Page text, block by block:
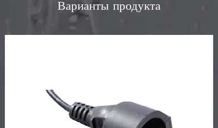
Варианты продукта